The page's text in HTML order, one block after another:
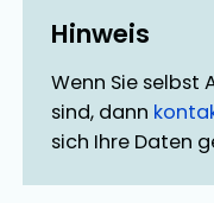
Hinweis
Wenn Sie selbst
sind, dann
sich Ihre Daten